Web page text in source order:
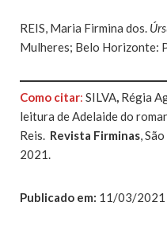
REIS, Maria Firmina dos.
Mulheres; Belo Horizonte:
Como citar: SILVA, Régia
leitura de Adelaide do
Reis. Revista Firminas,
2021.
Publicado em: 11/03/2021